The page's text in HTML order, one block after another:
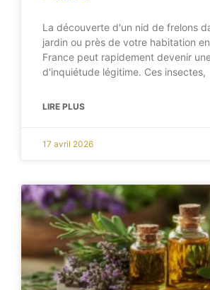
La découverte d'un nid de frelons
jardin ou près de votre habitation
France peut rapidement devenir
d'inquiétude légitime. Ces insectes,
LIRE PLUS
17 avril 2026